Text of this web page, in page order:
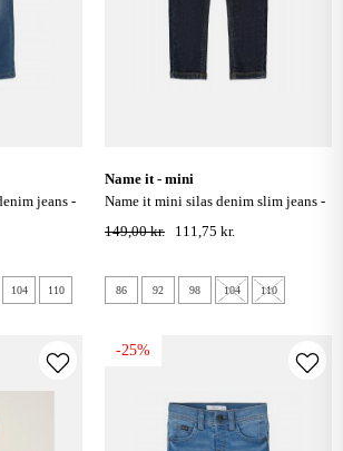
104 110
name it - mini
name it mini silas denim slim jeans -
dark blue denim
149,00 kr. 111,75 kr.
86 92 98 104 110
-25%